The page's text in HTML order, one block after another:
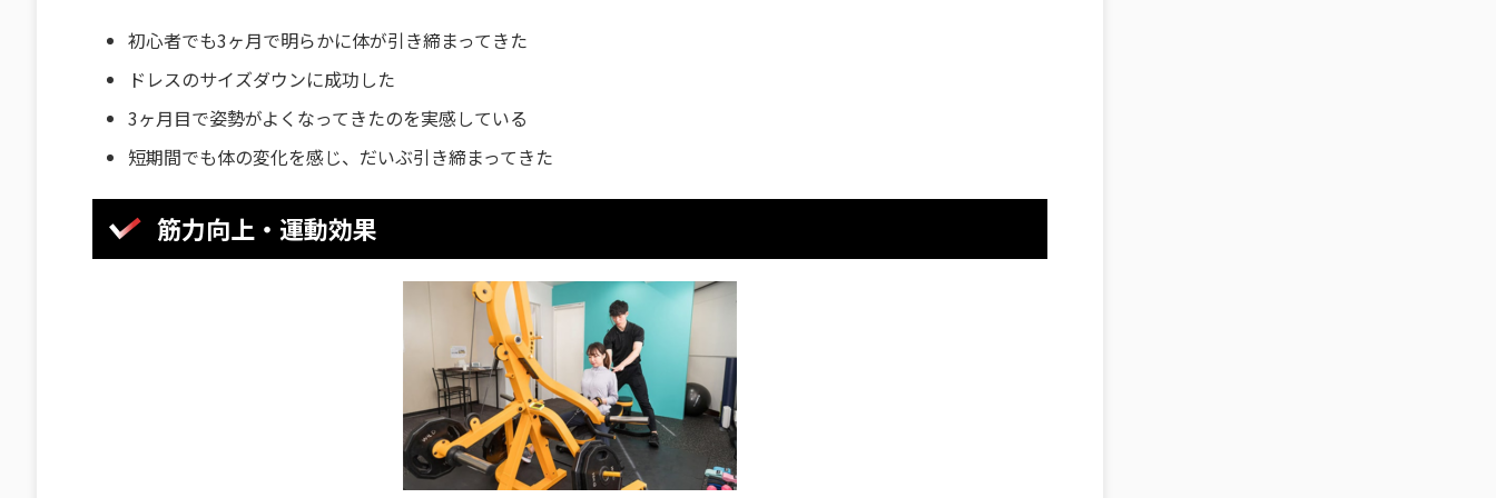
初心者でも3ヶ月で明らかに体が引き締まってきた
ドレスのサイズダウンに成功した
3ヶ月目で姿勢がよくなってきたのを実感している
短期間でも体の変化を感じ、だいぶ引き締まってきた
筋力向上・運動効果